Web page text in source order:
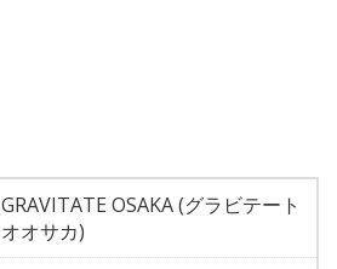
GRAVITATE OSAKA (グラビテート
オオサカ)